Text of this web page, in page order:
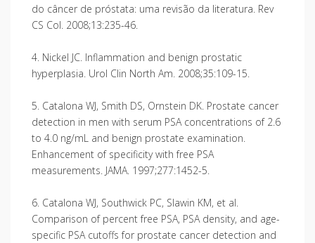
do câncer de próstata: uma revisão da literatura. Rev
CS Col. 2008;13:235-46.
4. Nickel JC. Inflammation and benign prostatic
hyperplasia. Urol Clin North Am. 2008;35:109-15.
5. Catalona WJ, Smith DS, Ornstein DK. Prostate cancer
detection in men with serum PSA concentrations of 2.6
to 4.0 ng/mL and benign prostate examination.
Enhancement of specificity with free PSA
measurements. JAMA. 1997;277:1452-5.
6. Catalona WJ, Southwick PC, Slawin KM, et al.
Comparison of percent free PSA, PSA density, and age-
specific PSA cutoffs for prostate cancer detection and